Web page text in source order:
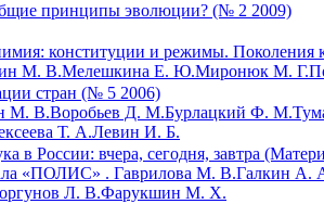
принципы эволюции? (№ 2 2009)
конституции и режимы. Поколения
М. В.Мелешкина Е. Ю.Миронюк М. Г.
стран (№ 5 2006)
М. В.Воробьев Д. М.Бурлацкий Ф. М.
Т. А.Левин И. Б.
в России: вчера, сегодня, завтра
«ПОЛИС» . Гаврилова М. В.Галкин А.
Л. В.Фарукшин М. Х.